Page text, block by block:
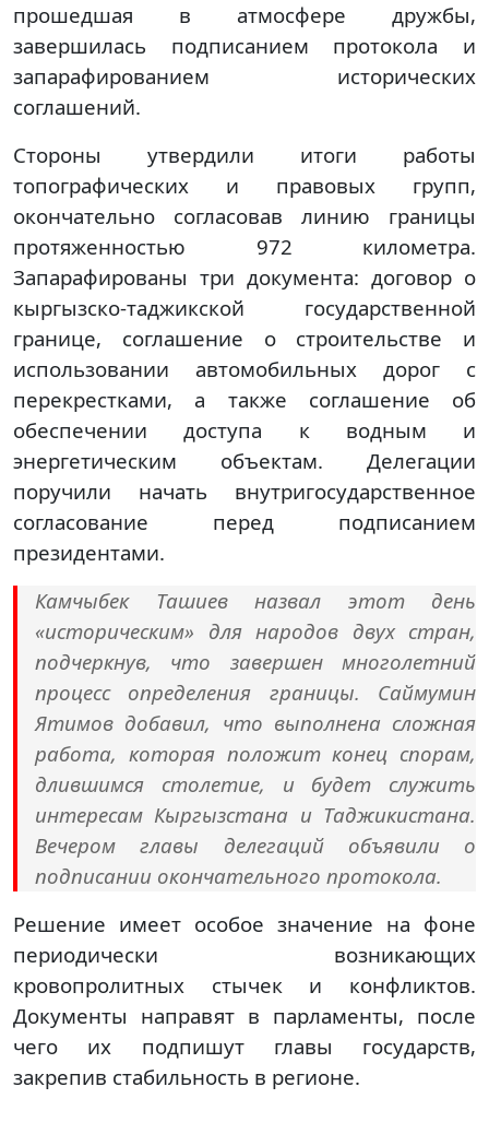
прошедшая в атмосфере дружбы,
завершилась подписанием протокола и
запарафированием исторических
соглашений.
Стороны утвердили итоги работы
топографических и правовых групп,
окончательно согласовав линию границы
протяженностью 972 километра.
Запарафированы три документа: договор о
кыргызско-таджикской государственной
границе, соглашение о строительстве и
использовании автомобильных дорог с
перекрестками, а также соглашение об
обеспечении доступа к водным и
энергетическим объектам. Делегации
поручили начать внутригосударственное
согласование перед подписанием
президентами.
Камчыбек Ташиев назвал этот день
«историческим» для народов двух стран,
подчеркнув, что завершен многолетний
процесс определения границы. Саймумин
Ятимов добавил, что выполнена сложная
работа, которая положит конец спорам,
длившимся столетие, и будет служить
интересам Кыргызстана и Таджикистана.
Вечером главы делегаций объявили о
подписании окончательного протокола.
Решение имеет особое значение на фоне
периодически возникающих
кровопролитных стычек и конфликтов.
Документы направят в парламенты, после
чего их подпишут главы государств,
закрепив стабильность в регионе.